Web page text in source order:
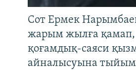
Сот Ермек
жарым жылға қамап,
қоғамдық-саяси
айналысуына